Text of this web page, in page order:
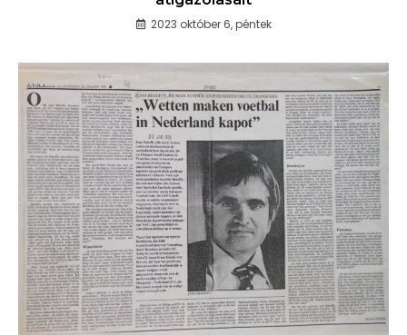
2023 október 6, péntek